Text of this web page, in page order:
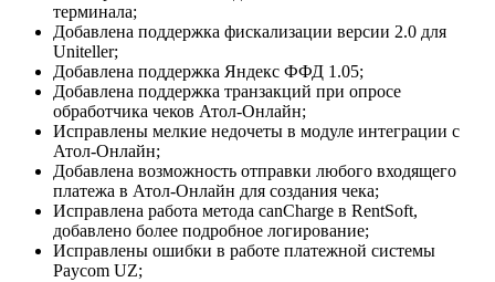
терминала;
Добавлена поддержка фискализации версии 2.0 для
Uniteller;
Добавлена поддержка Яндекс ФФД 1.05;
Добавлена поддержка транзакций при опросе
обработчика чеков Атол-Онлайн;
Исправлены мелкие недочеты в модуле интеграции с
Атол-Онлайн;
Добавлена возможность отправки любого входящего
платежа в Атол-Онлайн для создания чека;
Исправлена работа метода canCharge в RentSoft,
добавлено более подробное логирование;
Исправлены ошибки в работе платежной системы
Paycom UZ;